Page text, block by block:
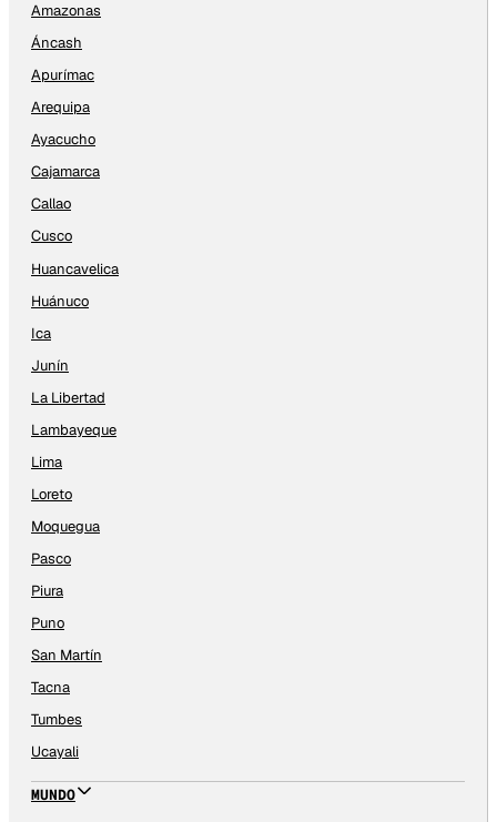
Amazonas
Áncash
Apurímac
Arequipa
Ayacucho
Cajamarca
Callao
Cusco
Huancavelica
Huánuco
Ica
Junín
La Libertad
Lambayeque
Lima
Loreto
Moquegua
Pasco
Piura
Puno
San Martín
Tacna
Tumbes
Ucayali
MUNDO